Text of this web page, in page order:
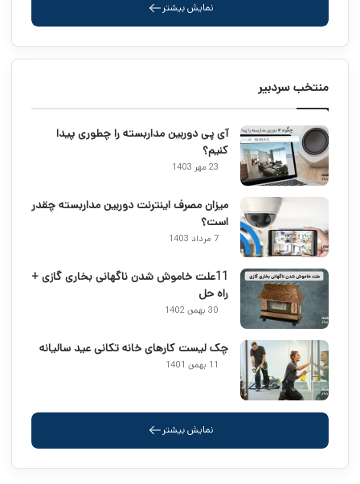
نمایش بیشتر
منتخب سردبیر
آی پی دوربین مداربسته را چطوری پیدا
کنیم؟
23 مهر 1403
میزان مصرف اینترنت دوربین مداربسته چقدر
است؟
7 مرداد 1403
11علت خاموش شدن ناگهانی بخاری گازی +
راه حل
30 بهمن 1402
چک لیست کارهای خانه تکانی عید سالیانه
11 بهمن 1401
نمایش بیشتر